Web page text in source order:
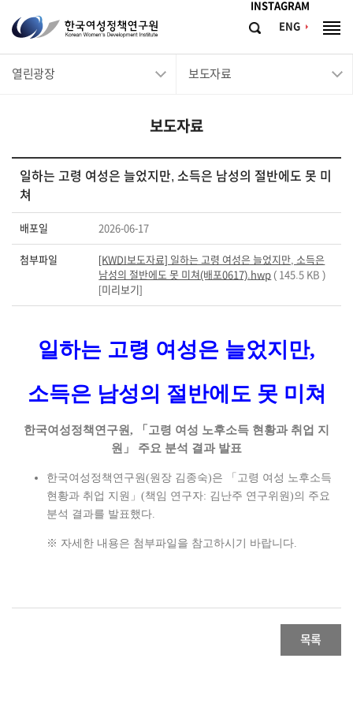
INSTAGRAM
ENG
한
국
여
연
구
원
Korean
Women's
Development
Institute
검
체
열린광장 보도자료
보도자료
일하는 고령 여성은 늘었지만, 소득은 남성의 절반에도 못 미
쳐
배포일 2026-06-17
첨부파일
[KWDI보도자료] 일하는 고령 여성은 늘었지만, 소득은
남성의 절반에도 못 미쳐(배포0617).hwp ( 145.5 KB )
[미리보기]
일하는 고령 여성은 늘었지만,
소득은 남성의 절반에도 못 미쳐
한국여성정책연구원, 「 고령 여성 노후소득 현황과 취업 지
원 」 주요 분석 결과 발표
한국여성정책연구원(원장 김종숙)은 「고령 여성 노후소득
현황과 취업 지원」(책임 연구자: 김난주 연구위원)의 주요
분석 결과를 발표했다.
※ 자세한 내용은 첨부파일을 참고하시기 바랍니다.
목록